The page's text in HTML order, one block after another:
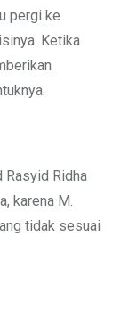
pergi ke
Ketika
Rasyid Ridha
karena M.
tidak sesuai